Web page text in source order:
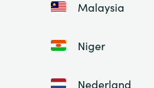
Malaysia
Niger
Nederland